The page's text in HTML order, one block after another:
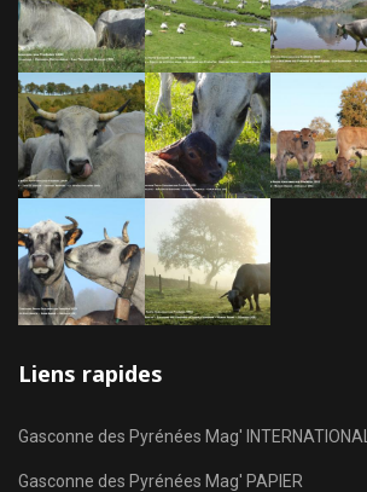
Liens rapides
Gasconne des Pyrénées Mag' INTERNATIONAL
Gasconne des Pyrénées Mag' PAPIER